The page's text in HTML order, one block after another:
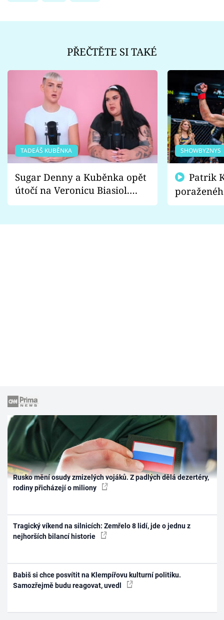
PŘEČTĚTE SI TAKÉ
TADEÁŠ KUBĚNKA
Sugar Denny a Kuběnka opět
útočí na Veronicu Biasiol.
Proč je podle nich falešná a
SHOWBYZNYS
fanoušci
Rusko mění osudy zmizelých vojáků. Z padlých dělá dezertéry,
rodiny přicházejí o miliony
Tragický víkend na silnicích: Zemřelo 8 lidí, jde o jednu z
nejhorších bilancí historie
Babiš si chce posvítit na Klempířovu kulturní politiku.
Samozřejmě budu reagovat, uvedl